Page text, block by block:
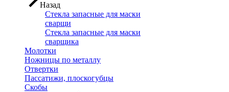
Назад
Стекла запасные для маски
сварщи
Стекла запасные для маски
сварщика
Молотки
Ножницы по металлу
Отвертки
Пассатижи, плоскогубцы
Скобы